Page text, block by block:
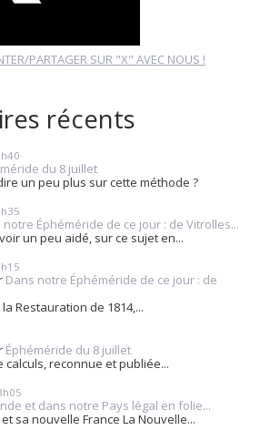
PARTAGER SUR "X" AVEC NOUS !
récents
du 8 juillet
un peu plus sur cette méthode ?
notre Éphéméride de ce jour : de Vitrolles...
un peu aidé, sur ce sujet en...
Dans notre Éphéméride de ce jour : de
Restauration de 1814,...
Éphéméride du 8 juillet
reconnue et publiée...
et dans notre Pays légal en folie...
sa nouvelle France La Nouvelle...